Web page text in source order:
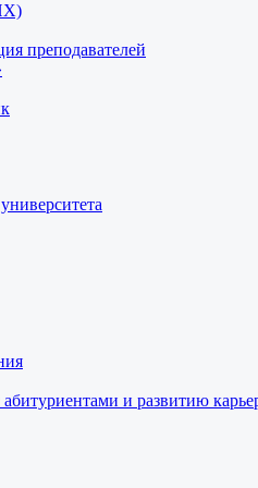
преподавателей
и развитию